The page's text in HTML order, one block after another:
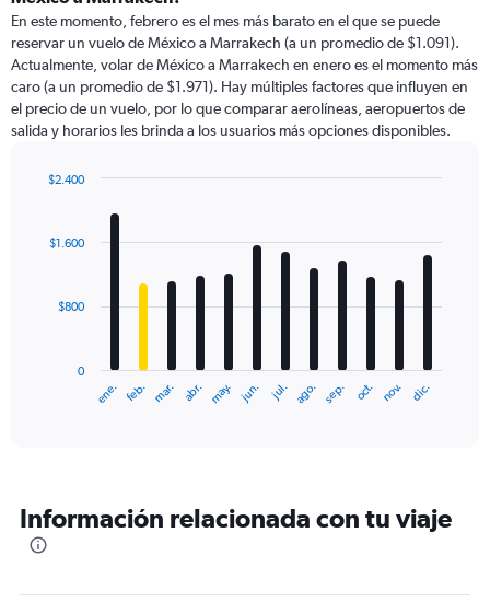
En este momento, febrero es el mes más barato en el que se puede
reservar un vuelo de México a Marrakech (a un promedio de $1.091).
Actualmente, volar de México a Marrakech en enero es el momento más
caro (a un promedio de $1.971). Hay múltiples factores que influyen en
el precio de un vuelo, por lo que comparar aerolíneas, aeropuertos de
salida y horarios les brinda a los usuarios más opciones disponibles.
with
12
The
categories.
The
ene. feb. mar. abr. may. jun. jul. ago. sep. oct. nov. dic.
0
$800
$1.600
$2.400
Información relacionada con tu viaje